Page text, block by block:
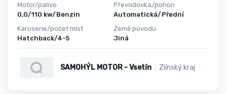
Motor/palivo
0,0/110 kw/Benzin
Karoserie/počet míst
Hatchback/4-5
Převodovka/pohon
Automatická/Přední
Země původu
Jiná
SAMOHÝL MOTOR - Vsetín Zlínský kraj